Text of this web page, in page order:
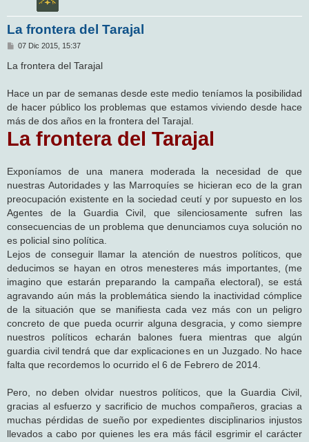
La frontera del Tarajal
M
n
s
e
07 Dic 2015, 15:37
La frontera del Tarajal
Hace un par de semanas desde este medio teníamos la posibilidad
de hacer público los problemas que estamos viviendo desde hace
más de dos años en la frontera del Tarajal.
La frontera del Tarajal
Exponíamos de una manera moderada la necesidad de que
nuestras Autoridades y las Marroquíes se hicieran eco de la gran
preocupación existente en la sociedad ceutí y por supuesto en los
Agentes de la Guardia Civil, que silenciosamente sufren las
consecuencias de un problema que denunciamos cuya solución no
es policial sino política.
Lejos de conseguir llamar la atención de nuestros políticos, que
deducimos se hayan en otros menesteres más importantes, (me
imagino que estarán preparando la campaña electoral), se está
agravando aún más la problemática siendo la inactividad cómplice
de la situación que se manifiesta cada vez más con un peligro
concreto de que pueda ocurrir alguna desgracia, y como siempre
nuestros políticos echarán balones fuera mientras que algún
guardia civil tendrá que dar explicaciones en un Juzgado. No hace
falta que recordemos lo ocurrido el 6 de Febrero de 2014.
Pero, no deben olvidar nuestros políticos, que la Guardia Civil,
gracias al esfuerzo y sacrificio de muchos compañeros, gracias a
muchas pérdidas de sueño por expedientes disciplinarios injustos
llevados a cabo por quienes les era más fácil esgrimir el carácter